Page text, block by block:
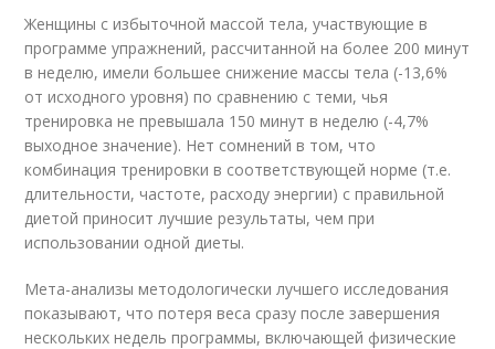
Женщины с избыточной массой тела, участвующие в
программе упражнений, рассчитанной на более 200 минут
в неделю, имели большее снижение массы тела (-13,6%
от исходного уровня) по сравнению с теми, чья
тренировка не превышала 150 минут в неделю (-4,7%
выходное значение). Нет сомнений в том, что
комбинация тренировки в соответствующей норме (т.е.
длительности, частоте, расходу энергии) с правильной
диетой приносит лучшие результаты, чем при
использовании одной диеты.
Мета-анализы методологически лучшего исследования
показывают, что потеря веса сразу после завершения
нескольких недель программы, включающей физические